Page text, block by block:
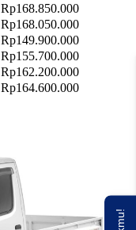
Rp168.850.000
Rp168.050.000
Rp149.900.000
Rp155.700.000
Rp162.200.000
Rp164.600.000